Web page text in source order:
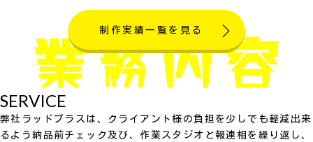
制作実績一覧を見る
SERVICE
弊社ラッドプラスは、クライアント様の負担を少しでも軽減出来
るよう納品前チェック及び、作業スタジオと報連相を繰り返し、